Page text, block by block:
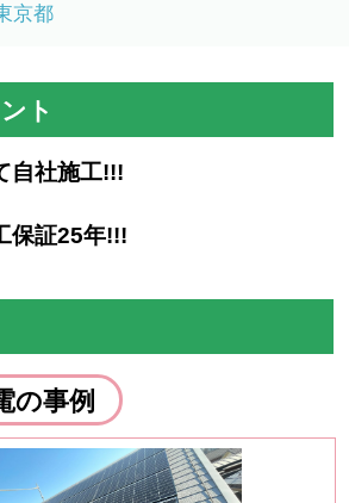
京都
ト
自社施工!!!
保証25年!!!
の事例